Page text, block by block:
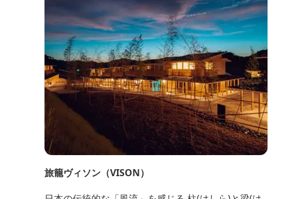
旅籠ヴィソン（VISON）